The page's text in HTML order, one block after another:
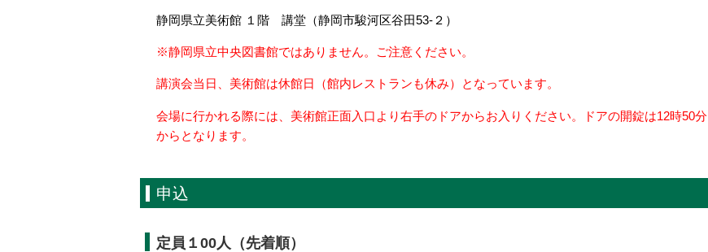
静岡県立美術館 １階 講堂（静岡市駿河区谷田53-２）
※静岡県立中央図書館ではありません。ご注意ください。
講演会当日、美術館は休館日（館内レストランも休み）となっています。
会場に行かれる際には、美術館正面入口より右手のドアからお入りください。ドアの開錠は12時50分
からとなります。
申込
定員１00人（先着順）